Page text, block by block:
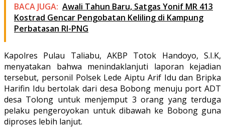
BACA JUGA: Awali Tahun Baru, Satgas Yonif MR 413
Kostrad Gencar Pengobatan Keliling di Kampung
Perbatasan RI-PNG
Kapolres Pulau Taliabu, AKBP Totok Handoyo, S.I.K,
menyatakan bahwa menindaklanjuti laporan kejadian
tersebut, personil Polsek Lede Aiptu Arif Idu dan Bripka
Harifin Idu bertolak dari desa Bobong menuju port ADT
desa Tolong untuk menjemput 3 orang yang terduga
pelaku pengeroyokan untuk dibawah ke Bobong guna
diproses lebih lanjut.